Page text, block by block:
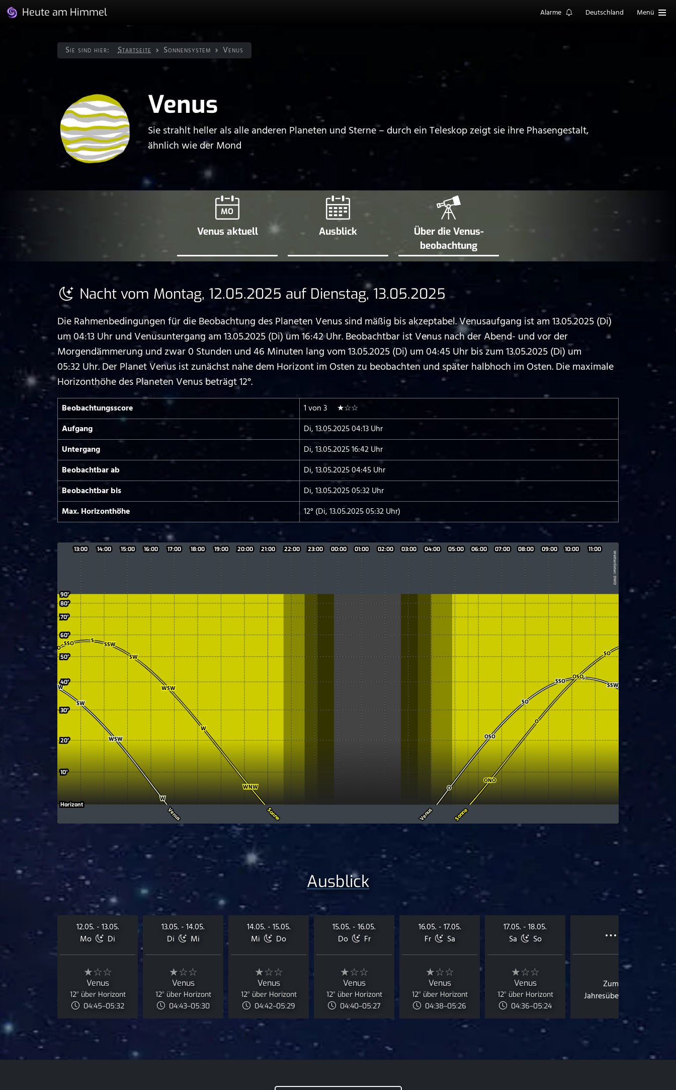
Heute am Himmel Alarme Deutschland Menü
Sie sind hier: Startseite Sonnen­system Venus
Venus
Sie strahlt heller als alle anderen Planeten und Sterne – durch ein Teleskop zeigt sie ihre Phasengestalt,
ähnlich wie der Mond
MO
Venus aktuell Ausblick
Über die Venus­
beobachtung
Nacht vom Montag, 12.05.2025 auf Dienstag, 13.05.2025
Die Rahmenbedingungen für die Beobachtung des Planeten Venus sind mäßig bis akzeptabel. Venusaufgang ist am 13.05.2025 (Di)
um 04:13 Uhr und Venusuntergang am 13.05.2025 (Di) um 16:42 Uhr. Beobachtbar ist Venus nach der Abend- und vor der
Morgendämmerung und zwar 0 Stunden und 46 Minuten lang vom 13.05.2025 (Di) um 04:45 Uhr bis zum 13.05.2025 (Di) um
05:32 Uhr. Der Planet Venus ist zunächst nahe dem Horizont im Osten zu beobachten und später halbhoch im Osten. Die maximale
Horizonthöhe des Planeten Venus beträgt 12°.
Beobachtungs­score
1 von 3 ★☆☆
Aufgang
Di, 13.05.2025 04:13 Uhr
Untergang
Di, 13.05.2025 16:42 Uhr
Beobachtbar ab
Di, 13.05.2025 04:45 Uhr
Beobachtbar bis
Di, 13.05.2025 05:32 Uhr
Max. Horizont­höhe
12° (Di, 13.05.2025 05:32 Uhr)
Ausblick
12.05. - 13.05.
Mo
Di
★☆☆
Venus
12° über Horizont
04:45–05:32
13.05. - 14.05.
Di
Mi
★☆☆
Venus
12° über Horizont
04:43–05:30
14.05. - 15.05.
Mi
Do
★☆☆
Venus
12° über Horizont
04:42–05:29
15.05. - 16.05.
Do
Fr
★☆☆
Venus
12° über Horizont
04:40–05:27
16.05. - 17.05.
Fr
Sa
★☆☆
Venus
12° über Horizont
04:38–05:26
17.05. - 18.05.
Sa
So
★☆☆
Venus
12° über Horizont
04:36–05:24
…
Zum
Jahresüberblick